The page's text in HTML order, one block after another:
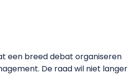
een breed debat organiseren
De raad wil niet langer